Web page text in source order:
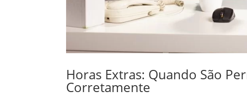
Horas Extras: Quando São
Corretamente